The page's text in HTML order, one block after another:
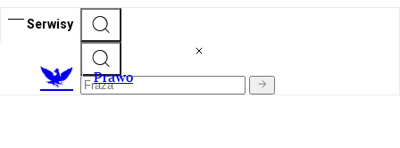
Serwisy
Prawo